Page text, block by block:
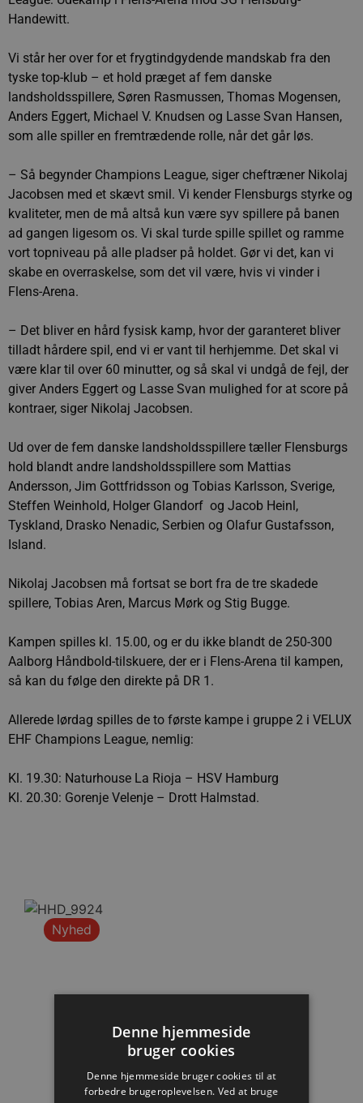
Handewitt.
Vi står her over for et frygtindgydende mandskab fra den
tyske top-klub – et hold præget af fem danske
landsholdsspillere, Søren Rasmussen, Thomas Mogensen,
Anders Eggert, Michael V. Knudsen og Lasse Svan Hansen,
som alle spiller en fremtrædende rolle, når det går løs.
– Så begynder Champions League, siger cheftræner Nikolaj
Jacobsen med et skævt smil. Vi kender Flensburgs styrke og
kvaliteter, men de må altså kun være syv spillere på banen
ad gangen ligesom os. Vi skal turde spille spillet og ramme
vort topniveau på alle pladser på holdet. Gør vi det, kan vi
skabe en overraskelse, som det vil være, hvis vi vinder i
Flens-Arena.
– Det bliver en hård fysisk kamp, hvor der garanteret bliver
tilladt hårdere spil, end vi er vant til herhjemme. Det skal vi
være klar til over 60 minutter, og så skal vi undgå de fejl, der
giver Anders Eggert og Lasse Svan mulighed for at score på
kontraer, siger Nikolaj Jacobsen.
Ud over de fem danske landsholdsspillere tæller Flensburgs
hold blandt andre landsholdsspillere som Mattias
Andersson, Jim Gottfridsson og Tobias Karlsson, Sverige,
Steffen Weinhold, Holger Glandorf og Jacob Heinl,
Tyskland, Drasko Nenadic, Serbien og Olafur Gustafsson,
Island.
Nikolaj Jacobsen må fortsat se bort fra de tre skadede
spillere, Tobias Aren, Marcus Mørk og Stig Bugge.
Kampen spilles kl. 15.00, og er du ikke blandt de 250-300
Aalborg Håndbold-tilskuere, der er i Flens-Arena til kampen,
så kan du følge den direkte på DR 1.
Allerede lørdag spilles de to første kampe i gruppe 2 i VELUX
EHF Champions League, nemlig:
Kl. 19.30: Naturhouse La Rioja – HSV Hamburg
Kl. 20.30: Gorenje Velenje – Drott Halmstad.
Nyhed
Denne hjemmeside
bruger cookies
Denne hjemmeside bruger cookies til at
forbedre brugeroplevelsen. Ved at bruge